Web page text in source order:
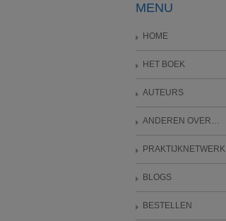
MENU
HOME
HET BOEK
AUTEURS
ANDEREN OVER…
PRAKTIJKNETWERK
BLOGS
BESTELLEN